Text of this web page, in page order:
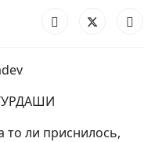
то ли приснилось,